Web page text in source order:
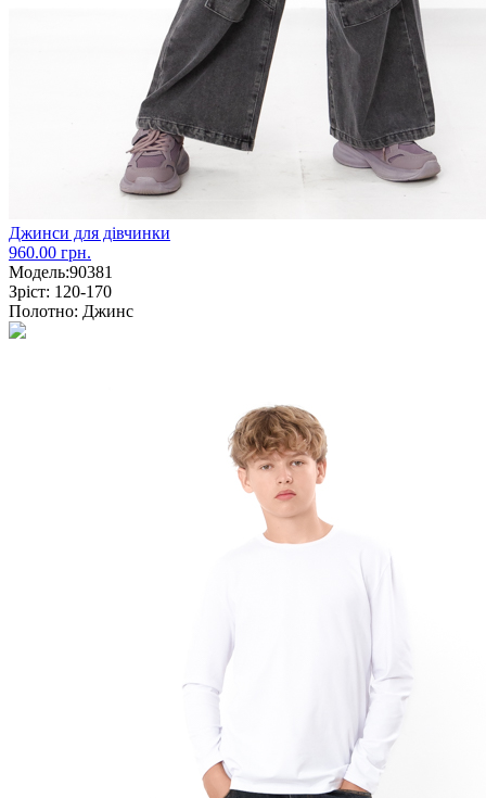
Джинси для дівчинки
960.00 грн.
Модель:90381
Зріст: 120-170
Полотно: Джинс